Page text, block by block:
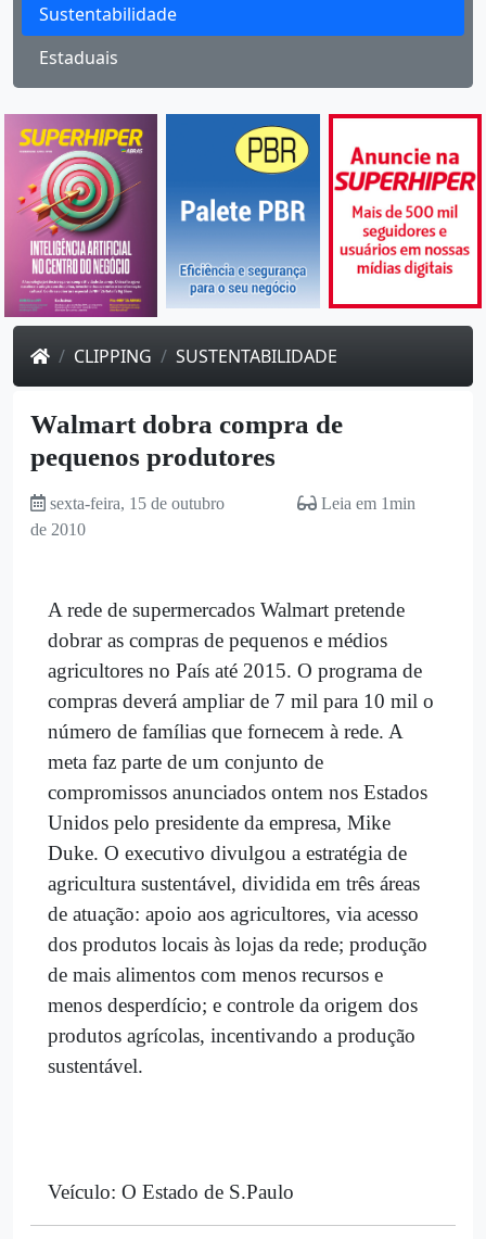
Sustentabilidade
Estaduais
CLIPPING SUSTENTABILIDADE
Walmart dobra compra de
pequenos produtores
sexta-feira, 15 de outubro
de 2010
Leia em 1min
A rede de supermercados Walmart pretende
dobrar as compras de pequenos e médios
agricultores no País até 2015. O programa de
compras deverá ampliar de 7 mil para 10 mil o
número de famílias que fornecem à rede. A
meta faz parte de um conjunto de
compromissos anunciados ontem nos Estados
Unidos pelo presidente da empresa, Mike
Duke. O executivo divulgou a estratégia de
agricultura sustentável, dividida em três áreas
de atuação: apoio aos agricultores, via acesso
dos produtos locais às lojas da rede; produção
de mais alimentos com menos recursos e
menos desperdício; e controle da origem dos
produtos agrícolas, incentivando a produção
sustentável.
Veículo: O Estado de S.Paulo